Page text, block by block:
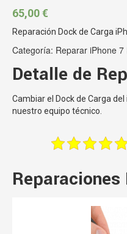
65,00€
Reparación Dock de Carga
Categoría: Reparar iPhone 7
Detalle de
Cambiar el Dock de Carga
nuestro equipo técnico.